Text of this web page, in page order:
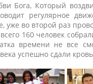
Бога, Который
регулярное
во второй раз
160 человек
времени не все
успешно сдали